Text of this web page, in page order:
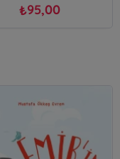
Bünyamin Erul
₺95,00